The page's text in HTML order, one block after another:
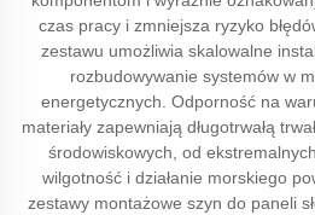
czas pracy i zmniejsza ryzyko
zestawu umożliwia skalowalne
rozbudowywanie systemów w
energetycznych. Odporność na
materiały zapewniają długotrwałą
środowiskowych, od
wilgotność i działanie morskiego
zestawy montażowe szyn do paneli